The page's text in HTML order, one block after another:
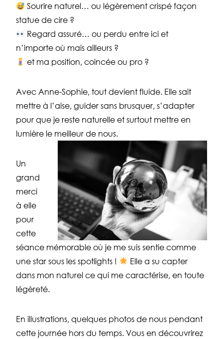
Sourire naturel… ou légèrement crispé façon
statue de cire ?
Regard assuré… ou perdu entre ici et
n’importe où mais ailleurs ?
et ma position, coincée ou pro ?
Avec Anne-Sophie, tout devient fluide. Elle sait
mettre à l’aise, guider sans brusquer, s’adapter
pour que je reste naturelle et surtout mettre en
lumière le meilleur de nous.
Un
grand
merci
à elle
pour
cette
séance mémorable où je me suis sentie comme
une star sous les spotlights !
Elle a su capter
dans mon naturel ce qui me caractérise, en toute
légèreté.
En illustrations, quelques photos de nous pendant
cette journée hors du temps. Vous en découvrirez